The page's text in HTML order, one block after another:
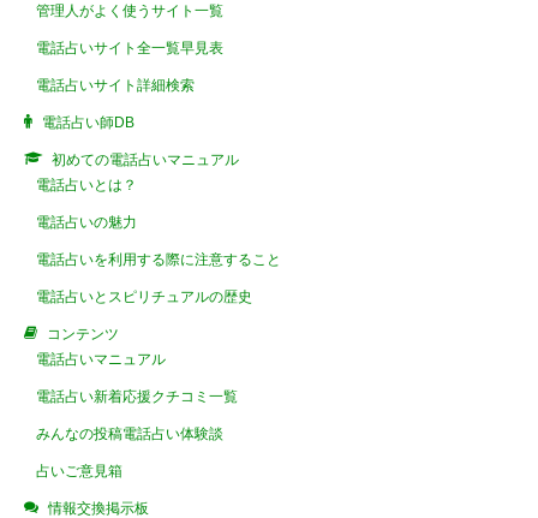
管理人がよく使うサイト一覧
電話占いサイト全一覧早見表
電話占いサイト詳細検索
電話占い師DB
初めての電話占いマニュアル
電話占いとは？
電話占いの魅力
電話占いを利用する際に注意すること
電話占いとスピリチュアルの歴史
コンテンツ
電話占いマニュアル
電話占い新着応援クチコミ一覧
みんなの投稿電話占い体験談
占いご意見箱
情報交換掲示板